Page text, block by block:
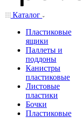
Каталог
Пластиковые
ящики
Паллеты и
поддоны
Канистры
пластиковые
Листовые
пластики
Бочки
Пластиковые